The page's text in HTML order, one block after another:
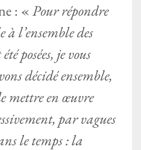
: «Pour répondre
l’ensemble des
posées, je vous
décidé ensemble,
mettre en œuvre
par vagues
le temps : la